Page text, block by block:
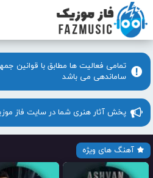
تمامی فعالیت ها مطابق با قوانین
ساماندهی می باشد
پخش آثار هنری شما در سایت فاز
آهنگ های ویژه